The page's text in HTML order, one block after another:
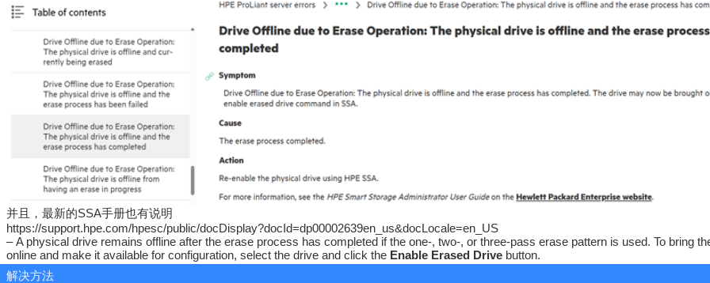
并且，最新的SSA手册也有说明
https://support.hpe.com/hpesc/public/docDisplay?docId=dp00002639en_us&docLocale=en_US
–A physical drive remains offline after the erase process has completed if the one-, two-, or three-pass erase pattern is used. To bring
online and make it available for configuration, select the drive and click the Enable Erased Drive button.
解决方法